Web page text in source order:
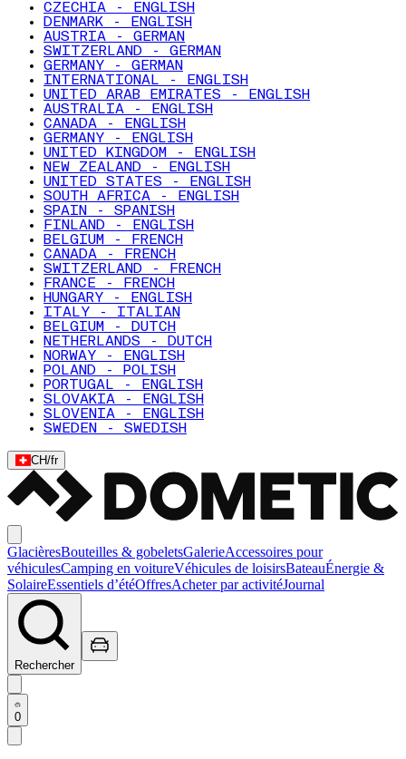
CZECHIA - ENGLISH
DENMARK - ENGLISH
AUSTRIA - GERMAN
SWITZERLAND - GERMAN
GERMANY - GERMAN
INTERNATIONAL - ENGLISH
UNITED ARAB EMIRATES - ENGLISH
AUSTRALIA - ENGLISH
CANADA - ENGLISH
GERMANY - ENGLISH
UNITED KINGDOM - ENGLISH
NEW ZEALAND - ENGLISH
UNITED STATES - ENGLISH
SOUTH AFRICA - ENGLISH
SPAIN - SPANISH
FINLAND - ENGLISH
BELGIUM - FRENCH
CANADA - FRENCH
SWITZERLAND - FRENCH
FRANCE - FRENCH
HUNGARY - ENGLISH
ITALY - ITALIAN
BELGIUM - DUTCH
NETHERLANDS - DUTCH
NORWAY - ENGLISH
POLAND - POLISH
PORTUGAL - ENGLISH
SLOVAKIA - ENGLISH
SLOVENIA - ENGLISH
SWEDEN - SWEDISH
CH/fr
GlacièresBouteilles & gobeletsGalerieAccessoires pour
véhiculesCamping en voitureVéhicules de loisirsBateauÉnergie &
SolaireEssentiels d’étéOffresAcheter par activitéJournal
Rechercher
0